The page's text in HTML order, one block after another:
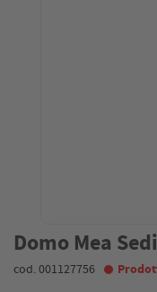
Domo Mea
cod. 001127756